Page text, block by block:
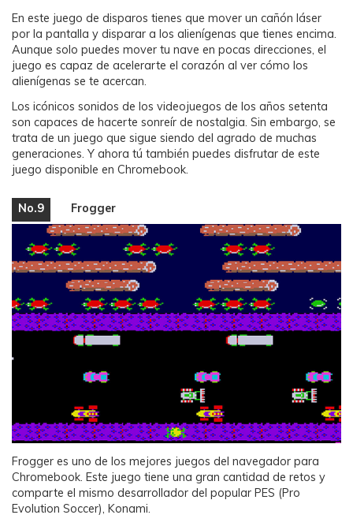
En este juego de disparos tienes que mover un cañón láser
por la pantalla y disparar a los alienígenas que tienes encima.
Aunque solo puedes mover tu nave en pocas direcciones, el
juego es capaz de acelerarte el corazón al ver cómo los
alienígenas se te acercan.
Los icónicos sonidos de los videojuegos de los años setenta
son capaces de hacerte sonreír de nostalgia. Sin embargo, se
trata de un juego que sigue siendo del agrado de muchas
generaciones. Y ahora tú también puedes disfrutar de este
juego disponible en Chromebook.
No.9 Frogger
Frogger es uno de los mejores juegos del navegador para
Chromebook. Este juego tiene una gran cantidad de retos y
comparte el mismo desarrollador del popular PES (Pro
Evolution Soccer), Konami.